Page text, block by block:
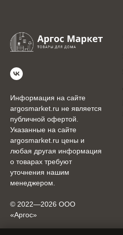
Информация на сайте
argosmarket.ru не является
публичной офертой.
Указанные на сайте
argosmarket.ru цены и
любая другая информация
о товарах требуют
уточнения нашим
менеджером.
© 2022—2026 ООО
«Аргоc»